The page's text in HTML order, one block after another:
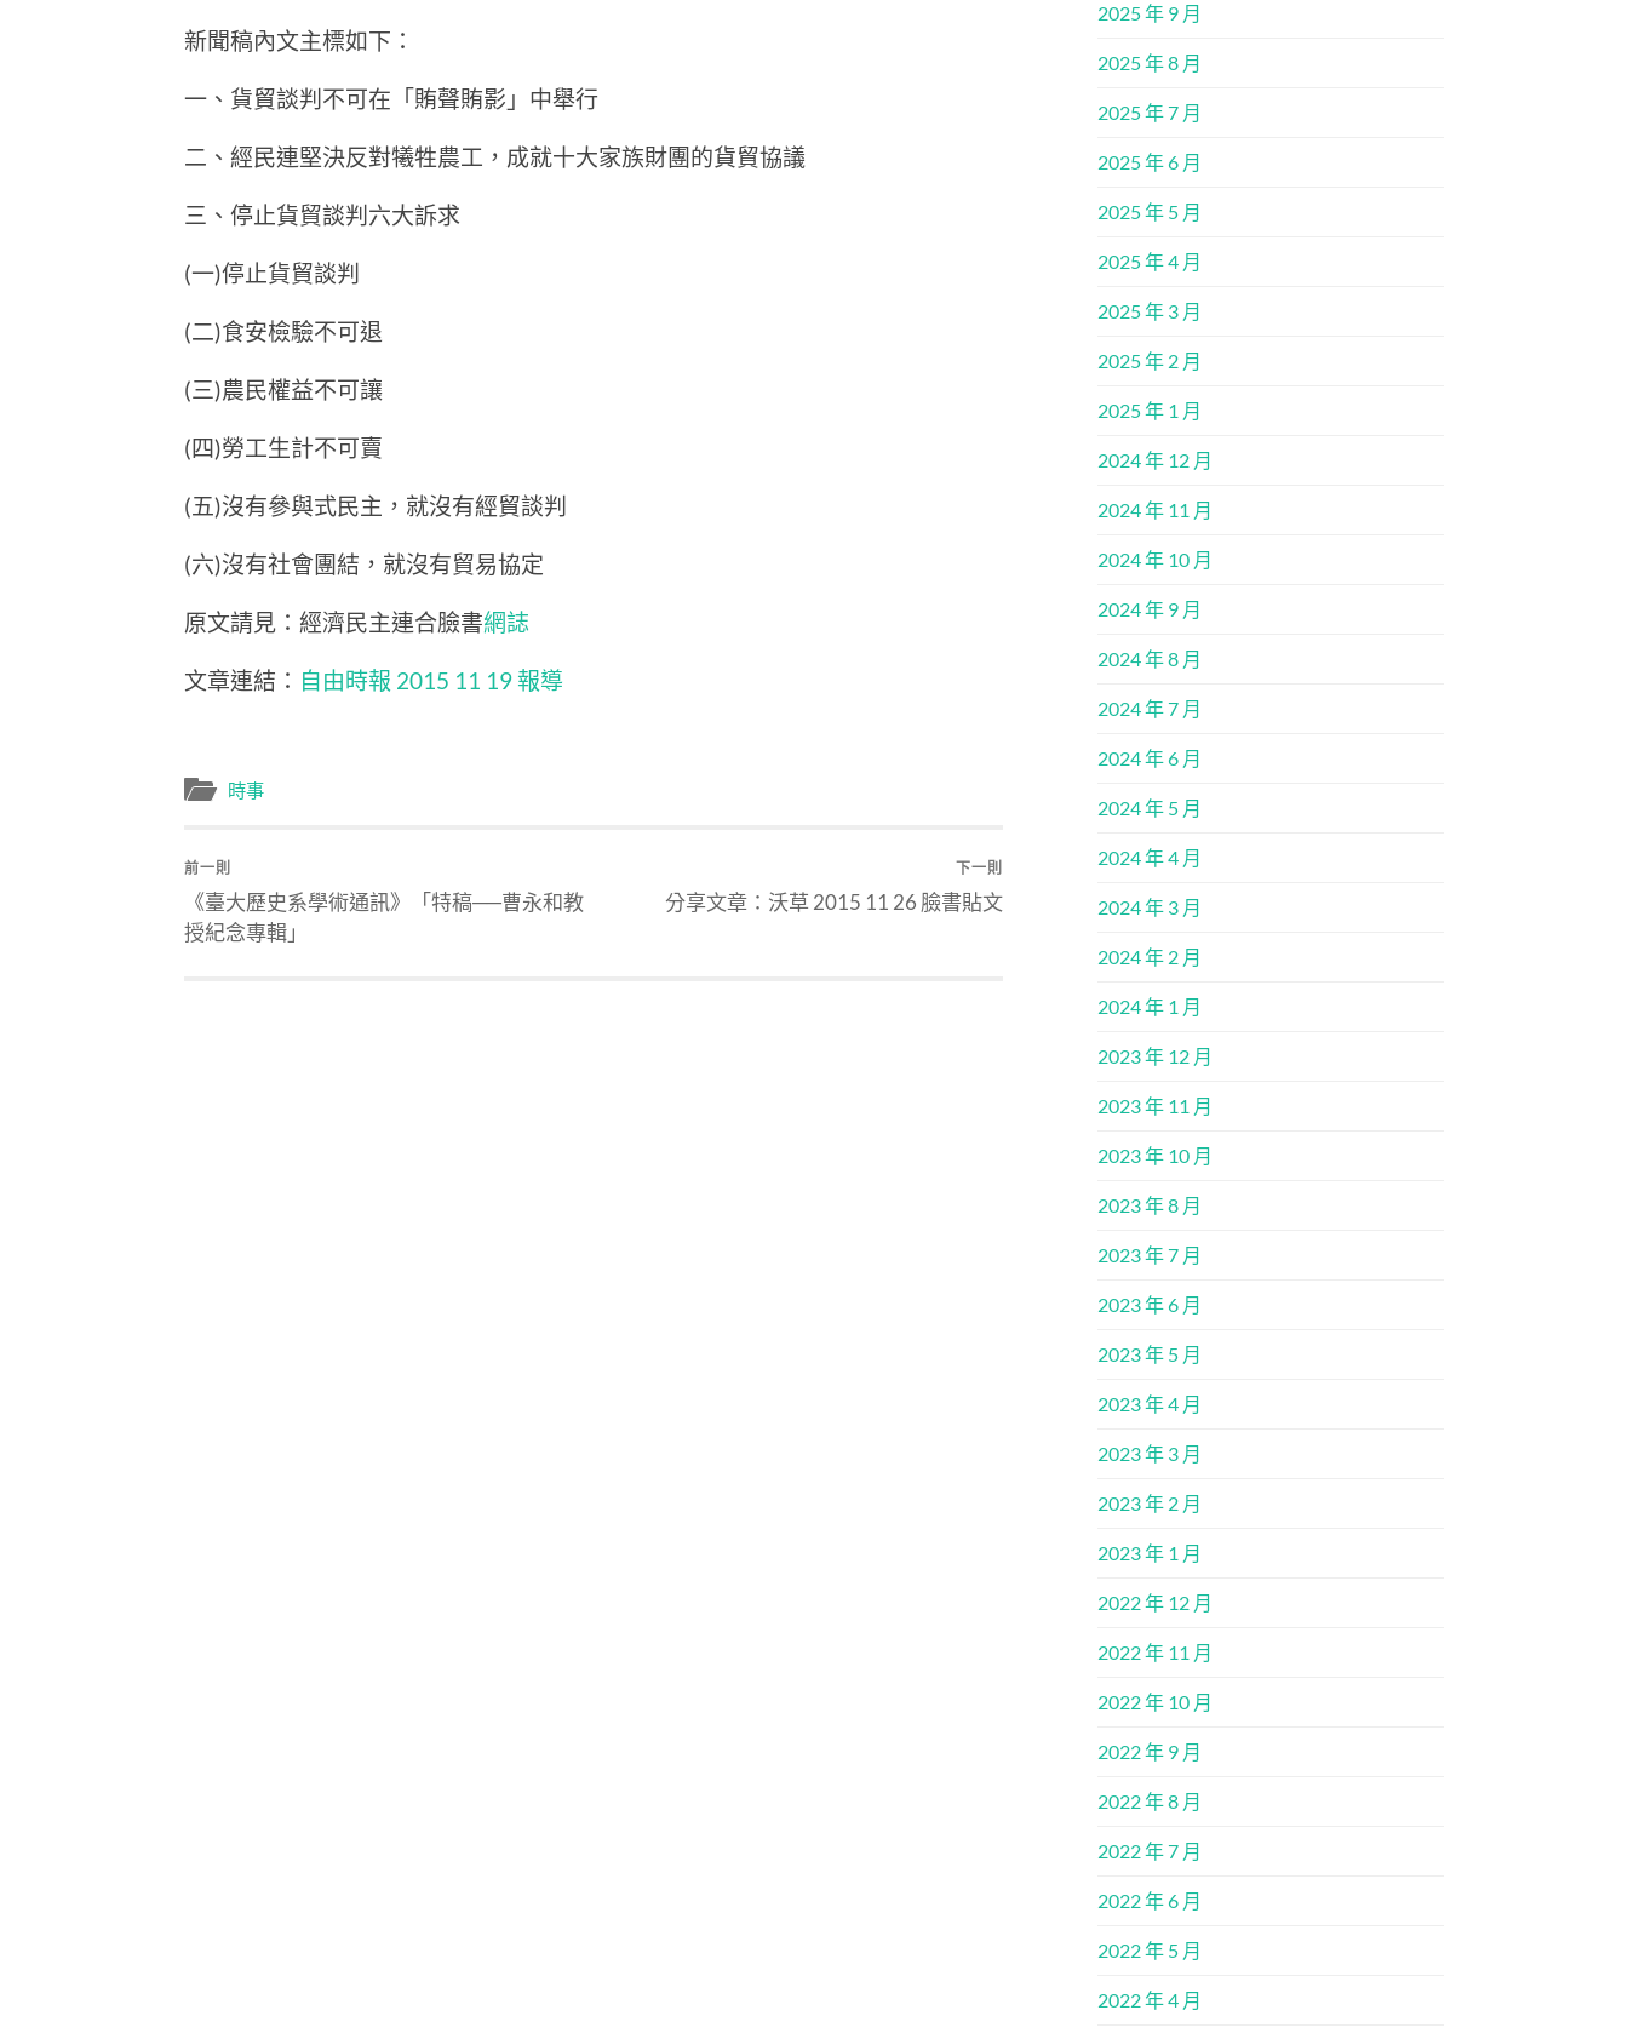
新聞稿內文主標如下：
一、貨貿談判不可在「賄聲賄影」中舉行
二、經民連堅決反對犧牲農工，成就十大家族財團的貨貿協議
三、停止貨貿談判六大訴求
(一)停止貨貿談判
(二)食安檢驗不可退
(三)農民權益不可讓
(四)勞工生計不可賣
(五)沒有參與式民主，就沒有經貿談判
(六)沒有社會團結，就沒有貿易協定
原文請見：經濟民主連合臉書網誌
文章連結： 自由時報 2015 11 19 報導
時事
前一則
《臺大歷史系學術通訊》「特稿──曹永和教
授紀念專輯」
下一則
分享文章：沃草 2015 11 26 臉書貼文
2025 年 9 月
2025 年 8 月
2025 年 7 月
2025 年 6 月
2025 年 5 月
2025 年 4 月
2025 年 3 月
2025 年 2 月
2025 年 1 月
2024 年 12 月
2024 年 11 月
2024 年 10 月
2024 年 9 月
2024 年 8 月
2024 年 7 月
2024 年 6 月
2024 年 5 月
2024 年 4 月
2024 年 3 月
2024 年 2 月
2024 年 1 月
2023 年 12 月
2023 年 11 月
2023 年 10 月
2023 年 8 月
2023 年 7 月
2023 年 6 月
2023 年 5 月
2023 年 4 月
2023 年 3 月
2023 年 2 月
2023 年 1 月
2022 年 12 月
2022 年 11 月
2022 年 10 月
2022 年 9 月
2022 年 8 月
2022 年 7 月
2022 年 6 月
2022 年 5 月
2022 年 4 月